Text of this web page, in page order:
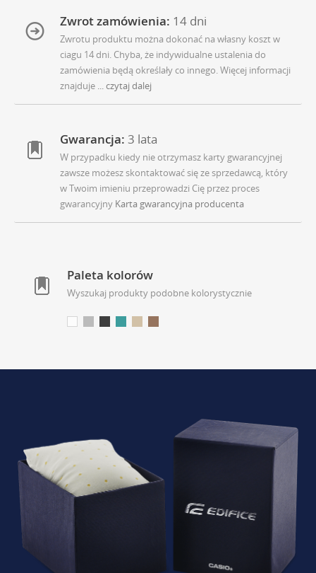
Zwrot zamówienia: 14 dni
Zwrotu produktu można dokonać na własny koszt w
ciagu 14 dni. Chyba, że indywidualne ustalenia do
zamówienia będą określały co innego. Więcej informacji
znajduje ... czytaj dalej
Gwarancja: 3 lata
W przypadku kiedy nie otrzymasz karty gwarancyjnej
zawsze możesz skontaktować się ze sprzedawcą, który
w Twoim imieniu przeprowadzi Cię przez proces
gwarancyjny Karta gwarancyjna producenta
Paleta kolorów
Wyszukaj produkty podobne kolorystycznie